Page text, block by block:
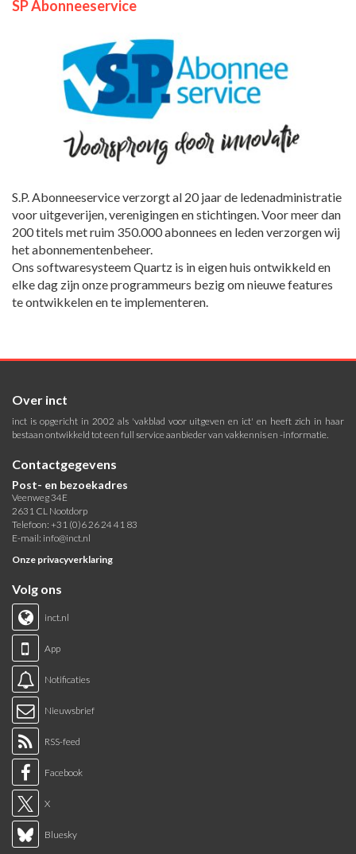
SP Abonneeservice
S.P. Abonneeservice verzorgt al 20 jaar de ledenadministratie
voor uitgeverijen, verenigingen en stichtingen. Voor meer dan
200 titels met ruim 350.000 abonnees en leden verzorgen wij
het abonnementenbeheer.
Ons softwaresysteem Quartz is in eigen huis ontwikkeld en
elke dag zijn onze programmeurs bezig om nieuwe features
te ontwikkelen en te implementeren.
Over inct
inct is opgericht in 2002 als 'vakblad voor uitgeven en ict' en heeft zich in haar
bestaan ontwikkeld tot een full service aanbieder van vakkennis en -informatie.
Contactgegevens
Post- en bezoekadres
Veenweg 34E
2631 CL Nootdorp
Telefoon: +31 (0)6 26 24 41 83
E-mail: info@inct.nl
Onze privacyverklaring
Volg ons
inct.nl
App
Notificaties
Nieuwsbrief
RSS-feed
Facebook
X
Bluesky